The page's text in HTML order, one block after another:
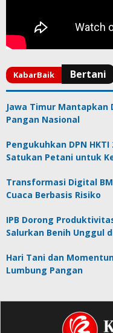
Jawa Timur Mantapkan
Pangan Nasional
Pengukuhkan DPN
Satukan Petani untuk
Transformasi Digital
Cuaca Berbasis Risiko
IPB Dorong
Salurkan Benih Unggul
Hari Tani dan
Lumbung Pangan